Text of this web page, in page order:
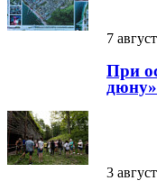
7
При
3